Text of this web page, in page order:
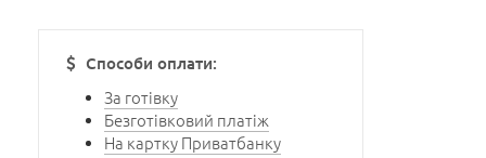
Способи оплати:
За готівку
Безготівковий платіж
На картку Приватбанку